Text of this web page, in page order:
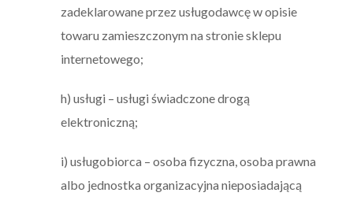
zadeklarowane przez usługodawcę w opisie
towaru zamieszczonym na stronie sklepu
internetowego;
h) usługi – usługi świadczone drogą
elektroniczną;
i) usługobiorca – osoba fizyczna, osoba prawna
albo jednostka organizacyjna nieposiadającą